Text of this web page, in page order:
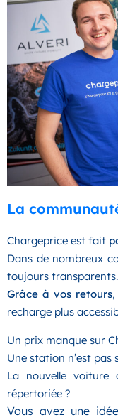
La
Chargeprice est fait
Dans de nombreux
toujours transparents.
Grâce à vos retours,
recharge plus
Un prix manque sur
Une station n’est pas
La nouvelle voiture
répertoriée ?
Vous avez une